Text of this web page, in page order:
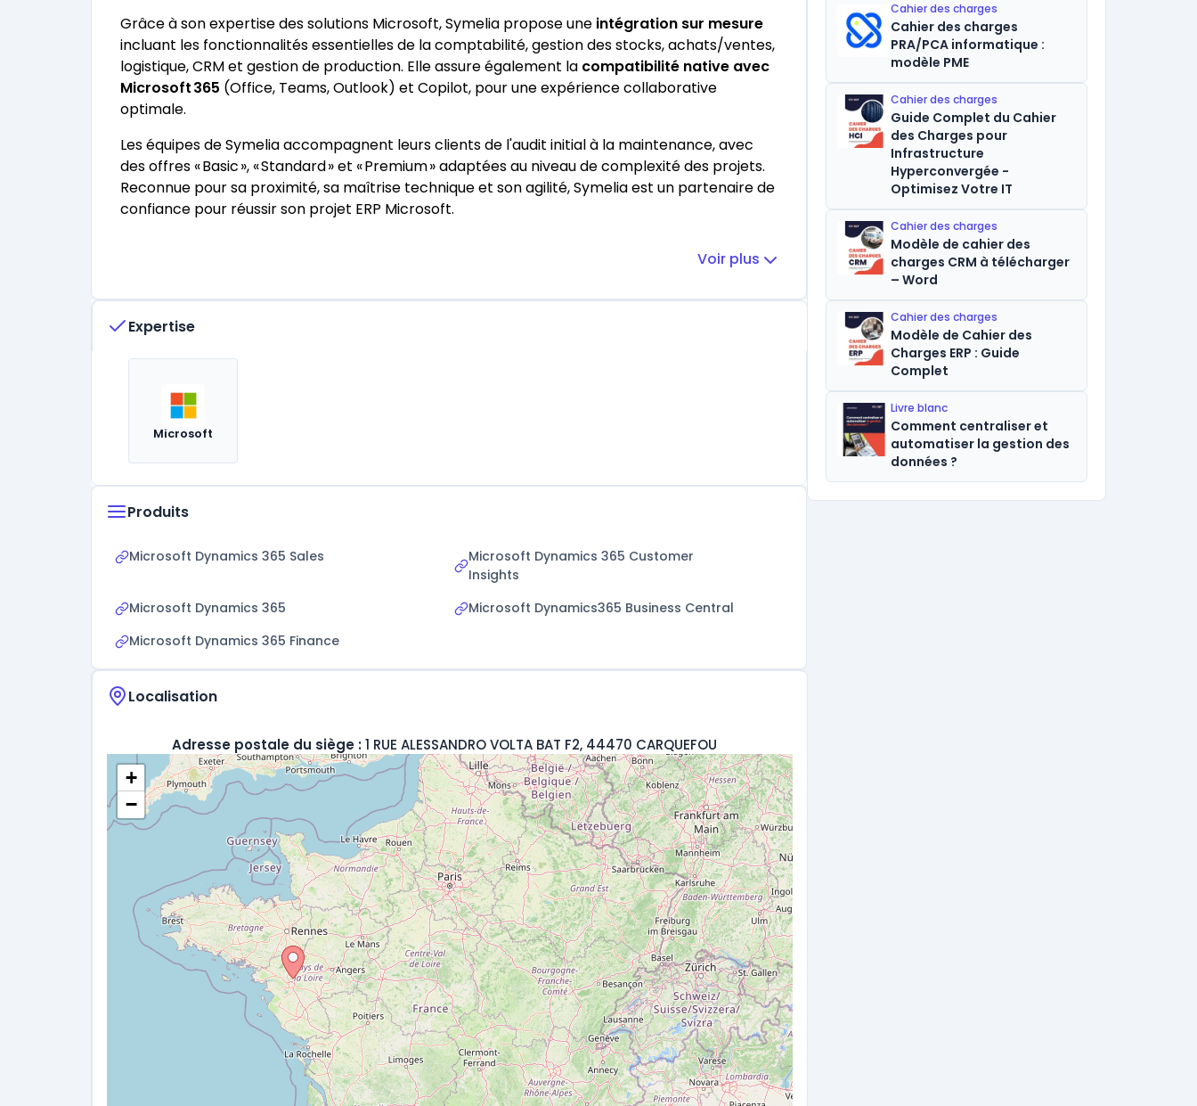
Cahier des charges
Cahier des charges
PRA/PCA informatique :
modèle PME
Cahier des charges
Guide Complet du Cahier
des Charges pour
Infrastructure
Hyperconvergée -
Optimisez Votre IT
Cahier des charges
Modèle de cahier des
charges CRM à télécharger
– Word
Cahier des charges
Modèle de Cahier des
Charges ERP : Guide
Complet
Livre blanc
Comment centraliser et
automatiser la gestion des
données ?
Grâce à son expertise des solutions Microsoft, Symelia propose une intégration sur mesure
incluant les fonctionnalités essentielles de la comptabilité, gestion des stocks, achats/ventes,
logistique, CRM et gestion de production. Elle assure également la compatibilité native avec
Microsoft 365 (Office, Teams, Outlook) et Copilot, pour une expérience collaborative
optimale.
Les équipes de Symelia accompagnent leurs clients de l'audit initial à la maintenance, avec
des offres « Basic », « Standard » et « Premium » adaptées au niveau de complexité des projets.
Reconnue pour sa proximité, sa maîtrise technique et son agilité, Symelia est un partenaire de
confiance pour réussir son projet ERP Microsoft.
Voir plus
Expertise
Microsoft
Produits
Microsoft Dynamics 365 Sales
Microsoft Dynamics 365 Customer
Insights
Microsoft Dynamics 365
Microsoft Dynamics365 Business Central
Microsoft Dynamics 365 Finance
Localisation
Adresse postale du siège :1 RUE ALESSANDRO VOLTA BAT F2, 44470 CARQUEFOU
+
−